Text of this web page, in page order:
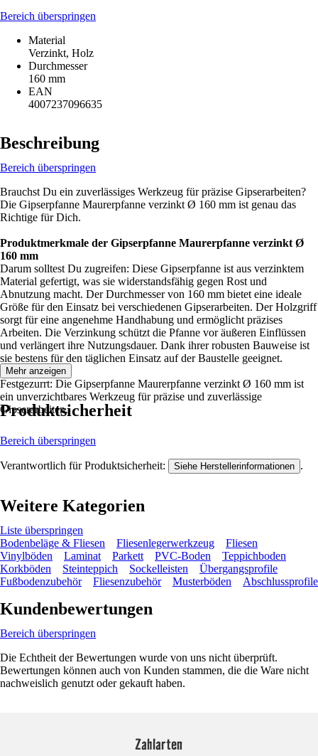
Bereich überspringen
Material
Verzinkt, Holz
Durchmesser
160 mm
EAN
4007237096635
Beschreibung
Bereich überspringen
Brauchst Du ein zuverlässiges Werkzeug für präzise Gipserarbeiten?
Die Gipserpfanne Maurerpfanne verzinkt Ø 160 mm ist genau das
Richtige für Dich.
Produktmerkmale der Gipserpfanne Maurerpfanne verzinkt Ø
160 mm
Darum solltest Du zugreifen: Diese Gipserpfanne ist aus verzinktem
Material gefertigt, was sie widerstandsfähig gegen Rost und
Abnutzung macht. Der Durchmesser von 160 mm bietet eine ideale
Größe für den Einsatz bei verschiedenen Gipserarbeiten. Der Holzgriff
sorgt für eine angenehme Handhabung und ermöglicht präzises
Arbeiten. Die Verzinkung schützt die Pfanne vor äußeren Einflüssen
und verlängert ihre Nutzungsdauer. Dank ihrer robusten Bauweise ist
sie bestens für den täglichen Einsatz auf der Baustelle geeignet.
Festgezurrt: Die Gipserpfanne Maurerpfanne verzinkt Ø 160 mm ist
ein unverzichtbares Werkzeug für präzise und zuverlässige
Gipserarbeiten.
Mehr anzeigen
Produktsicherheit
Bereich überspringen
Verantwortlich für Produktsicherheit: Siehe Herstellerinformationen .
Weitere Kategorien
Liste überspringen
Bodenbeläge & Fliesen
Fliesenlegerwerkzeug
Fliesen
Vinylböden
Laminat Parkett PVC-Boden
Teppichboden
Korkböden
Steinteppich Sockelleisten
Übergangsprofile
Fußbodenzubehör
Fliesenzubehör Musterböden Abschlussprofile
Kundenbewertungen
Bereich überspringen
Die Echtheit der Bewertungen wurde von uns nicht überprüft.
Bewertungen können auch von Kunden stammen, die die Ware nicht
nachweislich genutzt oder gekauft haben.
Zahlarten